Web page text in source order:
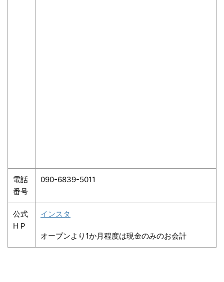
電話
番号
090-6839-5011
公式
H P
インスタ
オープンより1か月程度は現金のみのお会計